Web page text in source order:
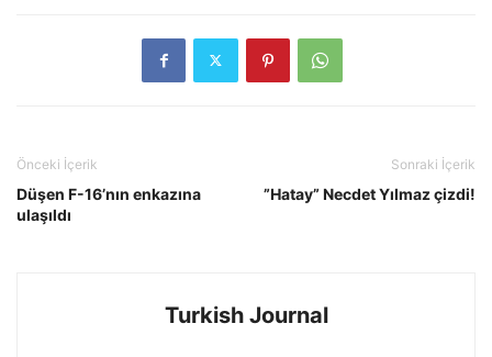
Önceki İçerik
Düşen F-16’nın enkazına
ulaşıldı
Sonraki İçerik
”Hatay” Necdet Yılmaz çizdi!
Turkish Journal